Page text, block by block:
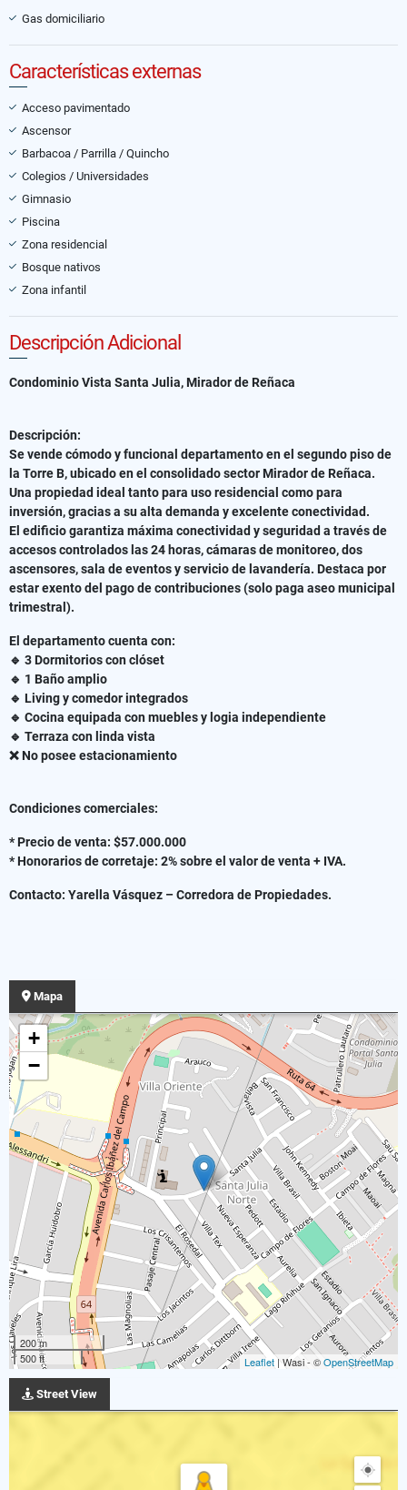
Gas domiciliario
Características externas
Acceso pavimentado
Ascensor
Barbacoa / Parrilla / Quincho
Colegios / Universidades
Gimnasio
Piscina
Zona residencial
Bosque nativos
Zona infantil
Descripción Adicional
Condominio Vista Santa Julia, Mirador de Reñaca
Descripción:
Se vende cómodo y funcional departamento en el segundo piso de
la Torre B, ubicado en el consolidado sector Mirador de Reñaca.
Una propiedad ideal tanto para uso residencial como para
inversión, gracias a su alta demanda y excelente conectividad.
El edificio garantiza máxima conectividad y seguridad a través de
accesos controlados las 24 horas, cámaras de monitoreo, dos
ascensores, sala de eventos y servicio de lavandería. Destaca por
estar exento del pago de contribuciones (solo paga aseo municipal
trimestral).
El departamento cuenta con:
🔹 3 Dormitorios con clóset
🔹 1 Baño amplio
🔹 Living y comedor integrados
🔹 Cocina equipada con muebles y logia independiente
🔹 Terraza con linda vista
❌ No posee estacionamiento
Condiciones comerciales:
* Precio de venta: $57.000.000
* Honorarios de corretaje: 2% sobre el valor de venta + IVA.
Contacto: Yarella Vásquez – Corredora de Propiedades.
Mapa
+
−
200 m
500 ft
Leaflet| Wasi - ©OpenStreetMap
Street View